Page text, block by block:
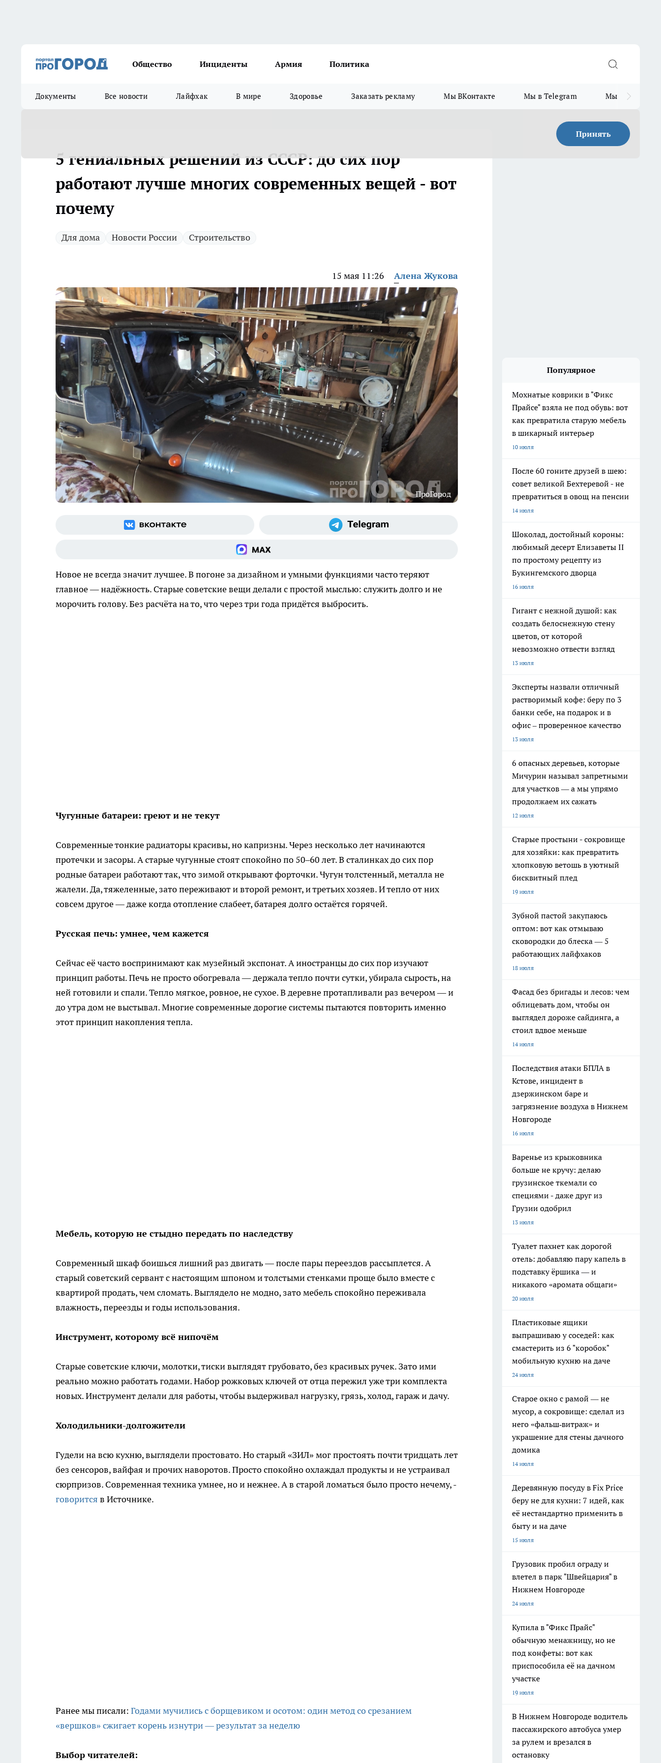
Общество Инциденты Армия Политика
Документы Все новости Лайфхак В мире Здоровье Заказать рекламу Мы ВКонтакте Мы в Telegram Мы в MAX
Принять
5 гениальных решений из СССР: до сих пор
работают лучше многих современных вещей - вот
почему
Для дома Новости России Строительство
15 мая 11:26 Алена Жукова
ПроГород
Новое не всегда значит лучшее. В погоне за дизайном и умными функциями часто теряют
главное — надёжность. Старые советские вещи делали с простой мыслью: служить долго и не
морочить голову. Без расчёта на то, что через три года придётся выбросить.
Чугунные батареи: греют и не текут
Современные тонкие радиаторы красивы, но капризны. Через несколько лет начинаются
протечки и засоры. А старые чугунные стоят спокойно по 50–60 лет. В сталинках до сих пор
родные батареи работают так, что зимой открывают форточки. Чугун толстенный, металла не
жалели. Да, тяжеленные, зато переживают и второй ремонт, и третьих хозяев. И тепло от них
совсем другое — даже когда отопление слабеет, батарея долго остаётся горячей.
Русская печь: умнее, чем кажется
Сейчас её часто воспринимают как музейный экспонат. А иностранцы до сих пор изучают
принцип работы. Печь не просто обогревала — держала тепло почти сутки, убирала сырость, на
ней готовили и спали. Тепло мягкое, ровное, не сухое. В деревне протапливали раз вечером — и
до утра дом не выстывал. Многие современные дорогие системы пытаются повторить именно
этот принцип накопления тепла.
Мебель, которую не стыдно передать по наследству
Современный шкаф боишься лишний раз двигать — после пары переездов рассыплется. А
старый советский сервант с настоящим шпоном и толстыми стенками проще было вместе с
квартирой продать, чем сломать. Выглядело не модно, зато мебель спокойно переживала
влажность, переезды и годы использования.
Инструмент, которому всё нипочём
Старые советские ключи, молотки, тиски выглядят грубовато, без красивых ручек. Зато ими
реально можно работать годами. Набор рожковых ключей от отца пережил уже три комплекта
новых. Инструмент делали для работы, чтобы выдерживал нагрузку, грязь, холод, гараж и дачу.
Холодильники-долгожители
Гудели на всю кухню, выглядели простовато. Но старый «ЗИЛ» мог простоять почти тридцать лет
без сенсоров, вайфая и прочих наворотов. Просто спокойно охлаждал продукты и не устраивал
сюрпризов. Современная техника умнее, но и нежнее. А в старой ломаться было просто нечему, -
говорится в Источнике.
Ранее мы писали: Годами мучились с борщевиком и осотом: один метод со срезанием
«вершков» сжигает корень изнутри — результат за неделю
Выбор читателей:
Популярное
Мохнатые коврики в "Фикс
Прайсе" взяла не под обувь: вот
как превратила старую мебель
в шикарный интерьер
10 июля
После 60 гоните друзей в шею:
совет великой Бехтеревой - не
превратиться в овощ на пенсии
14 июля
Шоколад, достойный короны:
любимый десерт Елизаветы II
по простому рецепту из
Букингемского дворца
16 июля
Гигант с нежной душой: как
создать белоснежную стену
цветов, от которой
невозможно отвести взгляд
13 июля
Эксперты назвали отличный
растворимый кофе: беру по 3
банки себе, на подарок и в
офис – проверенное качество
13 июля
6 опасных деревьев, которые
Мичурин называл запретными
для участков — а мы упрямо
продолжаем их сажать
12 июля
Старые простыни - сокровище
для хозяйки: как превратить
хлопковую ветошь в уютный
бисквитный плед
19 июля
Зубной пастой закупаюсь
оптом: вот как отмываю
сковородки до блеска — 5
работающих лайфхаков
18 июля
Фасад без бригады и лесов: чем
облицевать дом, чтобы он
выглядел дороже сайдинга, а
стоил вдвое меньше
14 июля
Последствия атаки БПЛА в
Кстове, инцидент в
дзержинском баре и
загрязнение воздуха в Нижнем
Новгороде
16 июля
Варенье из крыжовника
больше не кручу: делаю
грузинское ткемали со
специями - даже друг из
Грузии одобрил
13 июля
Туалет пахнет как дорогой
отель: добавляю пару капель в
подставку ёршика — и
никакого «аромата общаги»
20 июля
Пластиковые ящики
выпрашиваю у соседей: как
смастерить из 6 "коробок"
мобильную кухню на даче
24 июля
Старое окно с рамой — не
мусор, а сокровище: сделал из
него «фальш‑витраж» и
украшение для стены дачного
домика
14 июля
Деревянную посуду в Fix Price
беру не для кухни: 7 идей, как
её нестандартно применить в
быту и на даче
15 июля
Грузовик пробил ограду и
влетел в парк "Швейцария" в
Нижнем Новгороде
24 июля
Купила в "Фикс Прайс"
обычную менажницу, но не
под конфеты: вот как
приспособила её на дачном
участке
19 июля
В Нижнем Новгороде водитель
пассажирского автобуса умер
за рулем и врезался в
остановку